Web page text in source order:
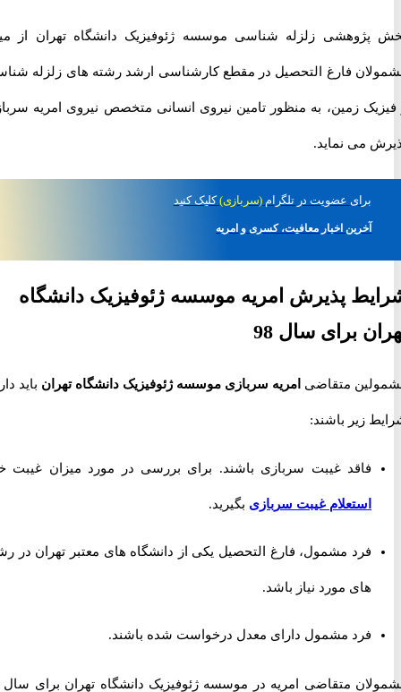
زلزله شناسی موسسه ژئوفیزیک دانشگاه تهران از میان
فارغ التحصیل در مقطع کارشناسی ارشد رشته های زلزله شناسی
زمین، به منظور تامین نیروی انسانی متخصص نیروی امریه سربازی
می نماید.
عضویت در تلگرام(سربازی) کلیک کنید
آخرین اخبار معافیت، کسری و امریه
پذیرش امریه موسسه ژئوفیزیک دانشگاه
برای سال 98
متقاضیامریه سربازی موسسه ژئوفیزیک دانشگاه تهرانباید دارای
زیر باشند:
فاقد غیبت سربازی باشند. برای بررسی در مورد میزان غیبت خود
استعلام غیبت سربازیبگیرید.
فرد مشمول، فارغ التحصیل یکی از دانشگاه های معتبر تهران در رشته
های مورد نیاز باشد.
فرد مشمول دارای معدل درخواست شده باشند.
مشمولان متقاضی امریه در موسسه ژئوفیزیک دانشگاه تهران برای سال 98